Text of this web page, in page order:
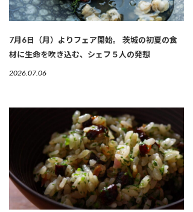
7月6日（月）よりフェア開始。 茨城の初夏の食
材に生命を吹き込む、シェフ５人の発想
2026.07.06